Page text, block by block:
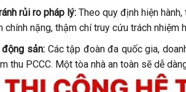
rủi ro pháp lý: Theo quy định hiện
chính nặng, thậm chí truy cứu trách nhiệm
sản: Các tập đoàn đa quốc gia,
thu PCCC. Một tòa nhà an toàn sẽ dễ